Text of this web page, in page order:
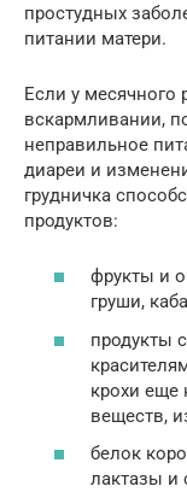
простудных
питании матери.
Если у месячного
вскармливании,
неправильное
диареи и
грудничка
продуктов:
фрукты и
груши,
продукты
крохи еще
веществ,
белок
лактазы и